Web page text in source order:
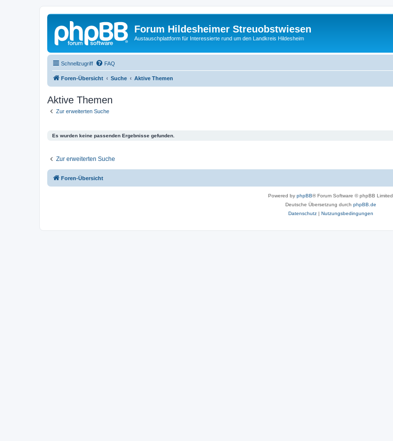
Forum Hildesheimer Streuobstwiesen
Austauschplattform für Interessierte rund um den Landkreis Hildesheim
Schnellzugriff FAQ
Foren-Übersicht Suche Aktive Themen
Aktive Themen
Zur erweiterten Suche
Es wurden keine passenden Ergebnisse gefunden.
Zur erweiterten Suche
Foren-Übersicht
Powered by phpBB® Forum Software © phpBB Limited
Deutsche Übersetzung durch phpBB.de
Datenschutz| Nutzungsbedingungen